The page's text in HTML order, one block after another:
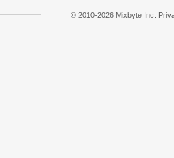
© 2010-2026 Mixbyte Inc.